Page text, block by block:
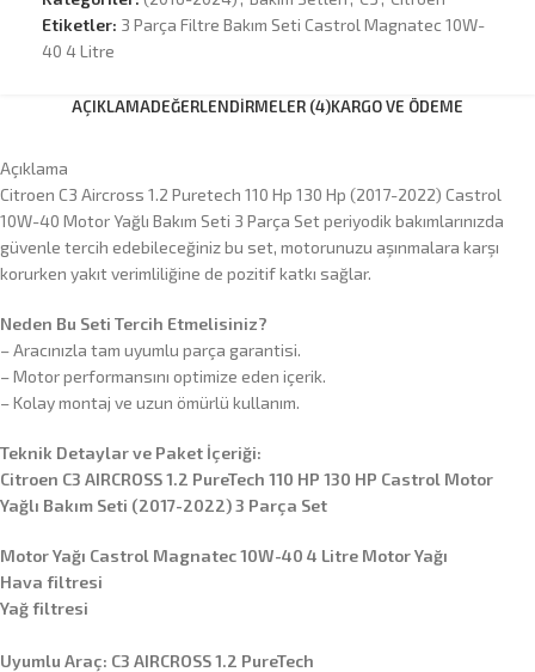
Etiketler: 3 Parça Filtre Bakım Seti Castrol Magnatec 10W-
40 4 Litre
AÇIKLAMADEĞERLENDIRMELER (4)KARGO VE ÖDEME
Açıklama
Citroen C3 Aircross 1.2 Puretech 110 Hp 130 Hp (2017-2022) Castrol
10W-40 Motor Yağlı Bakım Seti 3 Parça Set periyodik bakımlarınızda
güvenle tercih edebileceğiniz bu set, motorunuzu aşınmalara karşı
korurken yakıt verimliliğine de pozitif katkı sağlar.
Neden Bu Seti Tercih Etmelisiniz?
– Aracınızla tam uyumlu parça garantisi.
– Motor performansını optimize eden içerik.
– Kolay montaj ve uzun ömürlü kullanım.
Teknik Detaylar ve Paket İçeriği:
Citroen C3 AIRCROSS 1.2 PureTech 110 HP 130 HP Castrol Motor
Yağlı Bakım Seti (2017-2022) 3 Parça Set
Motor Yağı Castrol Magnatec 10W-40 4 Litre Motor Yağı
Hava filtresi
Yağ filtresi
Uyumlu Araç: C3 AIRCROSS 1.2 PureTech